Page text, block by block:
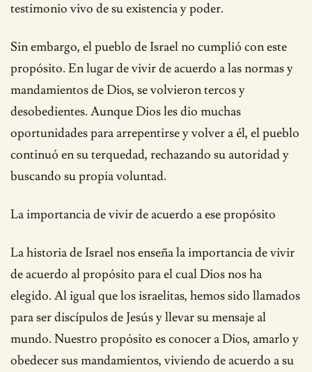
testimonio vivo de su existencia y poder.
Sin embargo, el pueblo de Israel no cumplió con este
propósito. En lugar de vivir de acuerdo a las normas y
mandamientos de Dios, se volvieron tercos y
desobedientes. Aunque Dios les dio muchas
oportunidades para arrepentirse y volver a él, el pueblo
continuó en su terquedad, rechazando su autoridad y
buscando su propia voluntad.
La importancia de vivir de acuerdo a ese propósito
La historia de Israel nos enseña la importancia de vivir
de acuerdo al propósito para el cual Dios nos ha
elegido. Al igual que los israelitas, hemos sido llamados
para ser discípulos de Jesús y llevar su mensaje al
mundo. Nuestro propósito es conocer a Dios, amarlo y
obedecer sus mandamientos, viviendo de acuerdo a su